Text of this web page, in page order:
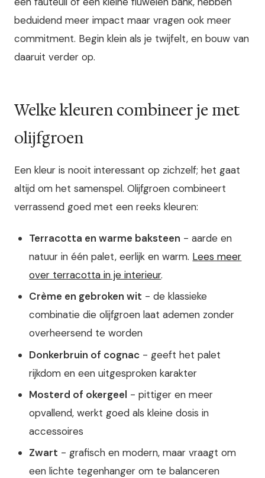
beduidend meer impact maar vragen ook meer
commitment. Begin klein als je twijfelt, en bouw van
daaruit verder op.
Welke kleuren combineer je met
olijfgroen
Een kleur is nooit interessant op zichzelf; het gaat
altijd om het samenspel. Olijfgroen combineert
verrassend goed met een reeks kleuren:
Terracotta en warme baksteen - aarde en
natuur in één palet, eerlijk en warm. Lees meer
over terracotta in je interieur.
Crème en gebroken wit - de klassieke
combinatie die olijfgroen laat ademen zonder
overheersend te worden
Donkerbruin of cognac - geeft het palet
rijkdom en een uitgesproken karakter
Mosterd of okergeel - pittiger en meer
opvallend, werkt goed als kleine dosis in
accessoires
Zwart - grafisch en modern, maar vraagt om
een lichte tegenhanger om te balanceren